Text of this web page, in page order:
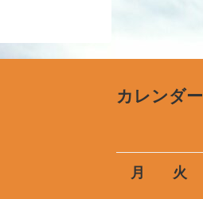
カレンダー
月 火